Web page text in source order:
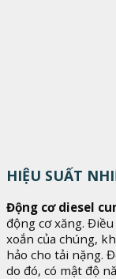
HIỆU SUẤT
Động cơ diesel
động cơ xăng.
xoắn của chúng,
hảo cho tải nặng.
do đó, có mật độ